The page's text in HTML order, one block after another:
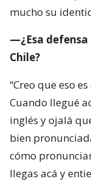
mucho su
—¿Esa
Chile?
“Creo que eso
Cuando llegué
inglés y ojalá
bien
cómo
llegas acá y